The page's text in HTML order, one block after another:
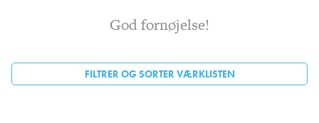
God fornøjelse!
FILTRER OG SORTER VÆRKLISTEN